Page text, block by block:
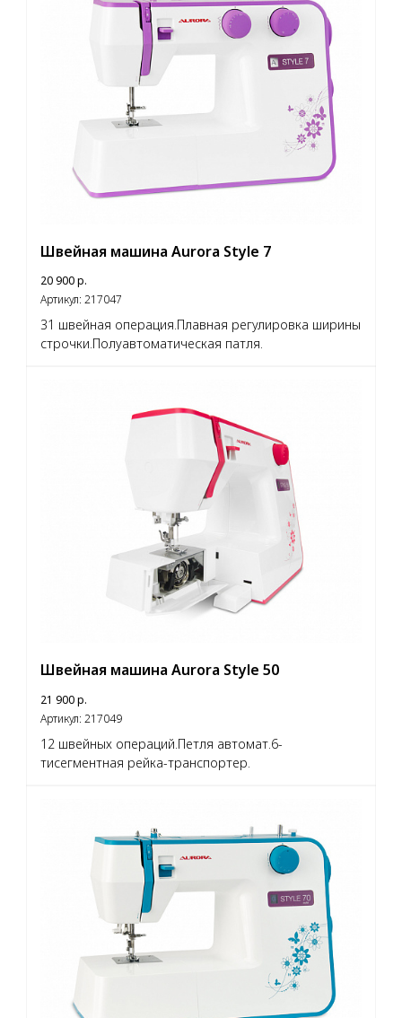
Швейная машина Aurora Style 7
20 900р.
Артикул: 217047
31 швейная операция.Плавная регулировка ширины
строчки.Полуавтоматическая патля.
Швейная машина Aurora Style 50
21 900р.
Артикул: 217049
12 швейных операций.Петля автомат.6-
тисегментная рейка-транспортер.